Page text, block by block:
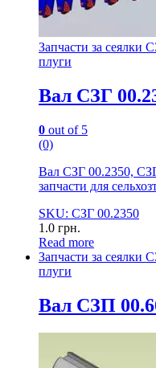
Запчасти за сеялки
плуги
Вал СЗГ
0 out of 5
(0)
Вал СЗГ 00.2350, СЗГ
запчасти для
SKU: СЗГ 00.2350
1.0 грн.
Read more
Запчасти за сеялки
плуги
Вал СЗП